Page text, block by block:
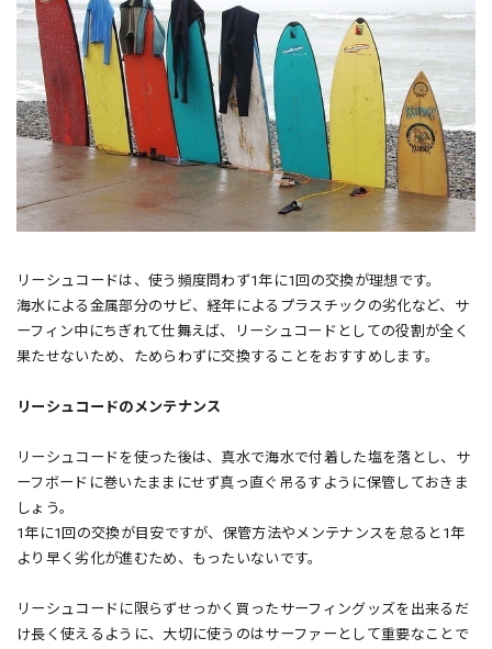
リーシュコードは、使う頻度問わず1年に1回の交換が理想です。
海水による金属部分のサビ、経年によるプラスチックの劣化など、サ
ーフィン中にちぎれて仕舞えば、リーシュコードとしての役割が全く
果たせないため、ためらわずに交換することをおすすめします。
リーシュコードのメンテナンス
リーシュコードを使った後は、真水で海水で付着した塩を落とし、サ
ーフボードに巻いたままにせず真っ直ぐ吊るすように保管しておきま
しょう。
1年に1回の交換が目安ですが、保管方法やメンテナンスを怠ると1年
より早く劣化が進むため、もったいないです。
リーシュコードに限らずせっかく買ったサーフィングッズを出来るだ
け長く使えるように、大切に使うのはサーファーとして重要なことで